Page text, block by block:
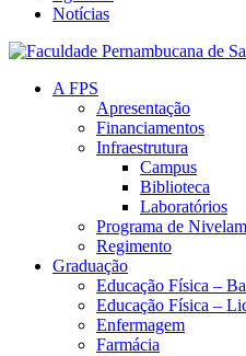
Notícias
A FPS
Apresentação
Financiamentos
Infraestrutura
Campus
Biblioteca
Laboratórios
Programa de
Regimento
Graduação
Educação Física –
Educação Física –
Enfermagem
Farmácia